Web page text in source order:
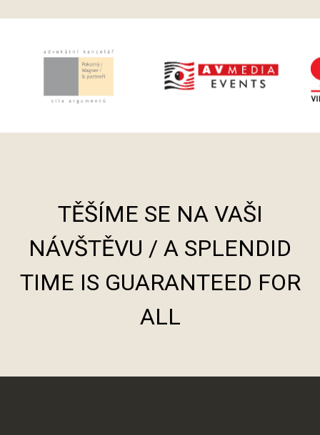
TĚŠÍME SE NA VAŠI
NÁVŠTĚVU / A SPLENDID
TIME IS GUARANTEED FOR
ALL